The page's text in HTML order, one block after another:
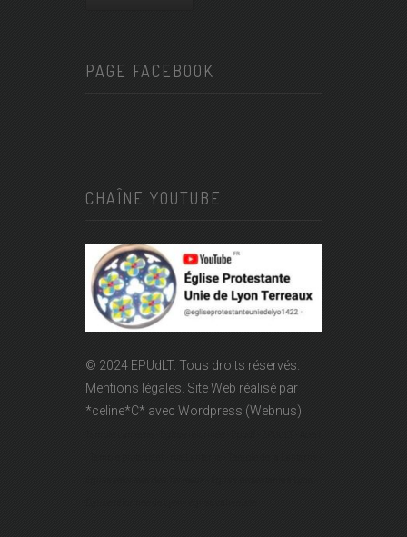
PAGE FACEBOOK
CHAÎNE YOUTUBE
© 2024 EPUdLT. Tous droits réservés.
Mentions légales. Site Web réalisé par
*celine*C* avec Wordpress (Webnus).